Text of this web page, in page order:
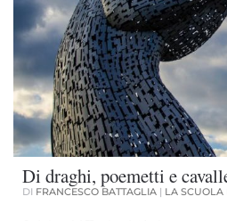
Di draghi, poemetti e
DI FRANCESCO BATTAGLIA | LA SCUOLA